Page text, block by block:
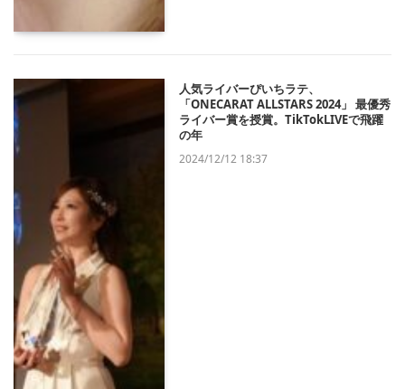
人気ライバーぴいちラテ、
「ONECARAT ALLSTARS 2024」 最優秀
ライバー賞を授賞。TikTokLIVEで飛躍
の年
2024/12/12 18:37